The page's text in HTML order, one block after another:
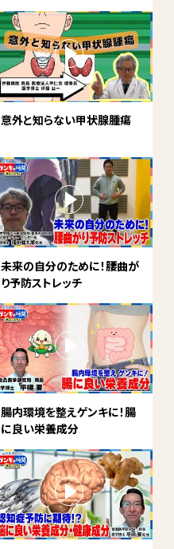
意外と知らない甲状腺腫瘍
未来の自分のために！腰曲が
り予防ストレッチ
腸内環境を整えゲンキに！腸
に良い栄養成分